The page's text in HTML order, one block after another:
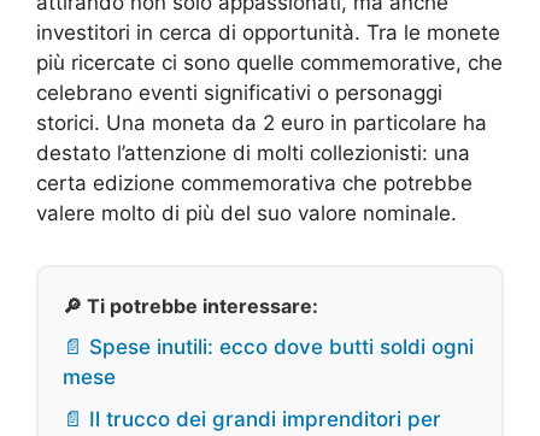
investitori in cerca di opportunità. Tra le monete
più ricercate ci sono quelle commemorative, che
celebrano eventi significativi o personaggi
storici. Una moneta da 2 euro in particolare ha
destato l’attenzione di molti collezionisti: una
certa edizione commemorativa che potrebbe
valere molto di più del suo valore nominale.
🔎 Ti potrebbe interessare:
📄 Spese inutili: ecco dove butti soldi ogni
mese
📄 Il trucco dei grandi imprenditori per